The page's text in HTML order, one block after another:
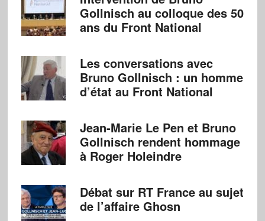
Gollnisch au colloque des 50
ans du Front National
Les conversations avec
Bruno Gollnisch : un homme
d’état au Front National
Jean-Marie Le Pen et Bruno
Gollnisch rendent hommage
à Roger Holeindre
Débat sur RT France au sujet
de l’affaire Ghosn